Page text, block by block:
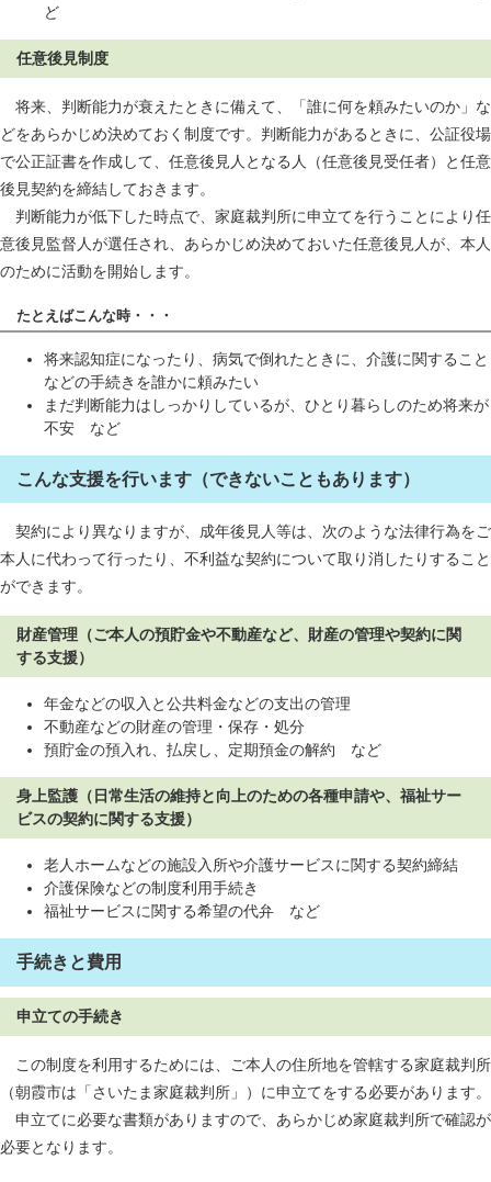
ど
任意後見制度
将来、判断能力が衰えたときに備えて、「誰に何を頼みたいのか」な
どをあらかじめ決めておく制度です。判断能力があるときに、公証役場
で公正証書を作成して、任意後見人となる人（任意後見受任者）と任意
後見契約を締結しておきます。
判断能力が低下した時点で、家庭裁判所に申立てを行うことにより任
意後見監督人が選任され、あらかじめ決めておいた任意後見人が、本人
のために活動を開始します。
たとえばこんな時・・・
将来認知症になったり、病気で倒れたときに、介護に関すること
などの手続きを誰かに頼みたい
まだ判断能力はしっかりしているが、ひとり暮らしのため将来が
不安 など
こんな支援を行います（できないこともあります）
契約により異なりますが、成年後見人等は、次のような法律行為をご
本人に代わって行ったり、不利益な契約について取り消したりすること
ができます。
財産管理（ご本人の預貯金や不動産など、財産の管理や契約に関
する支援）
年金などの収入と公共料金などの支出の管理
不動産などの財産の管理・保存・処分
預貯金の預入れ、払戻し、定期預金の解約 など
身上監護（日常生活の維持と向上のための各種申請や、福祉サー
ビスの契約に関する支援）
老人ホームなどの施設入所や介護サービスに関する契約締結
介護保険などの制度利用手続き
福祉サービスに関する希望の代弁 など
手続きと費用
申立ての手続き
この制度を利用するためには、ご本人の住所地を管轄する家庭裁判所
（朝霞市は「さいたま家庭裁判所」）に申立てをする必要があります。
申立てに必要な書類がありますので、あらかじめ家庭裁判所で確認が
必要となります。